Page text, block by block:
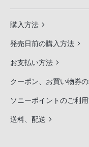
購入方法
発売日前の購入方法
お支払い方法
クーポン、お買い物券
ソニーポイントのご利
送料、配送